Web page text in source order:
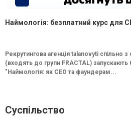
Наймологія: безплатний курс для
Рекрутингова агенція talanovyti
(входять до групи FRACTAL) запускають
"Наймологія: як СEO та фаундерам...
Суспільство